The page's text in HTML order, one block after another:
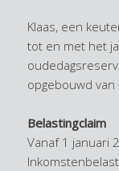
Klaas, een
tot en met het
opgebouwd
Belastingclaim
Vanaf 1 januari